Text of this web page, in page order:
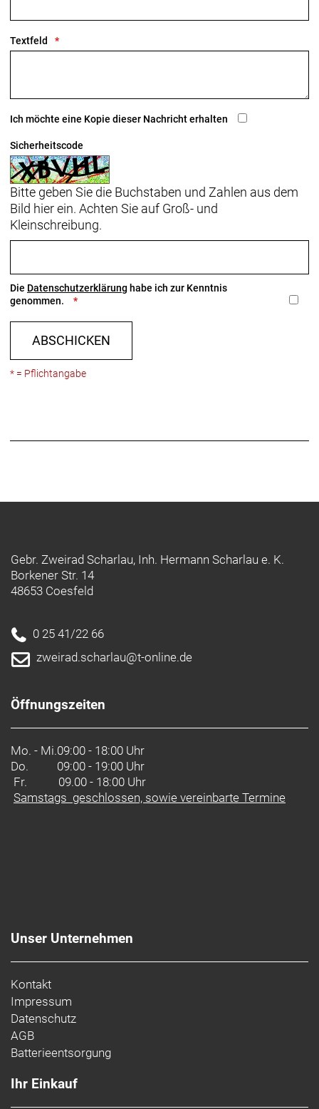
Textfeld
Ich möchte eine Kopie dieser Nachricht erhalten
Sicherheitscode
Bitte geben Sie die Buchstaben und Zahlen aus dem
Bild hier ein. Achten Sie auf Groß- und
Kleinschreibung.
Die Datenschutzerklärung habe ich zur Kenntnis
genommen.
ABSCHICKEN
* = Pflichtangabe
Gebr. Zweirad Scharlau, Inh. Hermann Scharlau e. K.
Borkener Str. 14
48653 Coesfeld
0 25 41/22 66
zweirad.scharlau@t-online.de
Öffnungszeiten
Mo. - Mi.09:00 - 18:00 Uhr
Do.
09:00 - 19:00 Uhr
Fr. 09.00 - 18:00 Uhr
Samstags geschlossen, sowie vereinbarte Termine
Unser Unternehmen
Kontakt
Impressum
Datenschutz
AGB
Batterieentsorgung
Ihr Einkauf